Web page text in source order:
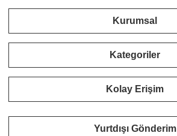
Kurumsal
Kategoriler
Kolay Erişim
Yurtdışı Gönderim